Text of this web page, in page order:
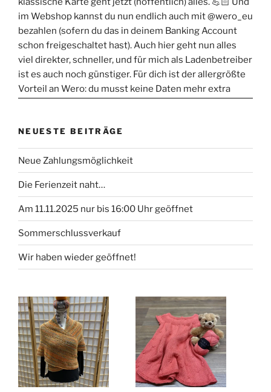
NEUESTE BEITRÄGE
Neue Zahlungsmöglichkeit
Die Ferienzeit naht…
Am 11.11.2025 nur bis 16:00 Uhr geöffnet
Sommerschlussverkauf
Wir haben wieder geöffnet!